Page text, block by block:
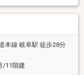
ダイニングにはガス
。キッチンには、デ
ラストップコンロ
面鏡、お手入れしや
。浴室はサイズ１４
房機や保温浴槽
育可能です。（飼
現況２８階、登記
本線 岐阜駅 徒歩28分
/11階建